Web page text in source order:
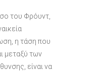
του Φρόυντ,
η τάση που
μεταξύ των
είναι να